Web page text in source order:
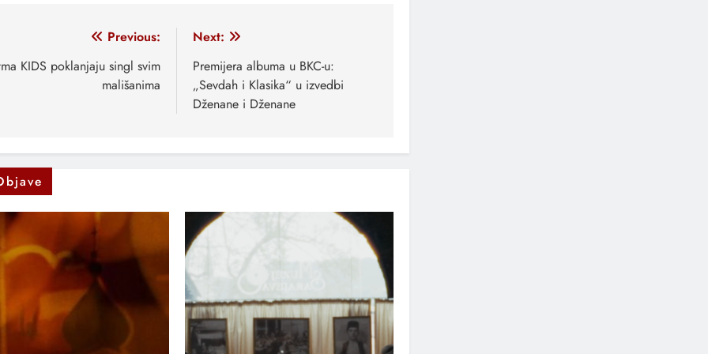
Previous:
KIDS poklanjaju singl svim
mališanima
Next:
Premijera albuma u BKC-u:
„Sevdah i Klasika“ u izvedbi
Dženane i Dženane